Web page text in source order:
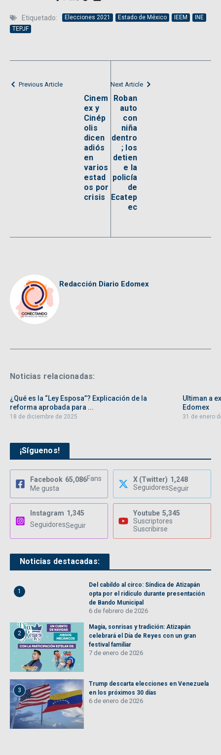
Etiquetado: Elecciones 2021 Estado de México IEEM
INE
TEPJF
Previous Article
Cinem
ex y
Cinép
olis
dicen
adiós
en
varios
estad
os por
crisis
Next Article
Roban
auto
con
niña
dentro
; los
detien
e la
policía
de
Ecatep
ec
Redacción Diario Edomex
Noticias relacionadas:
¿Qué es la “Ley Esposa”? Explicación de la
reforma aprobada para ...
18 de diciembre de 2025
Ultiman a
Edomex
31 de enero
¡Síguenos!
Facebook 65,086Fans
Me gusta
X (Twitter) 1,248
SeguidoresSeguir
Instagram 1,345
SeguidoresSeguir
Youtube 5,345
Suscriptores
Suscribirse
Noticias destacadas:
1
Del cabildo al circo: Síndica de Atizapán
opta por el ridículo durante presentación
de Bando Municipal
6 de febrero de 2026
2
Magia, sonrisas y tradición: Atizapán
celebrará el Día de Reyes con un gran
festival familiar
7 de enero de 2026
3
Trump descarta elecciones en Venezuela
en los próximos 30 días
6 de enero de 2026